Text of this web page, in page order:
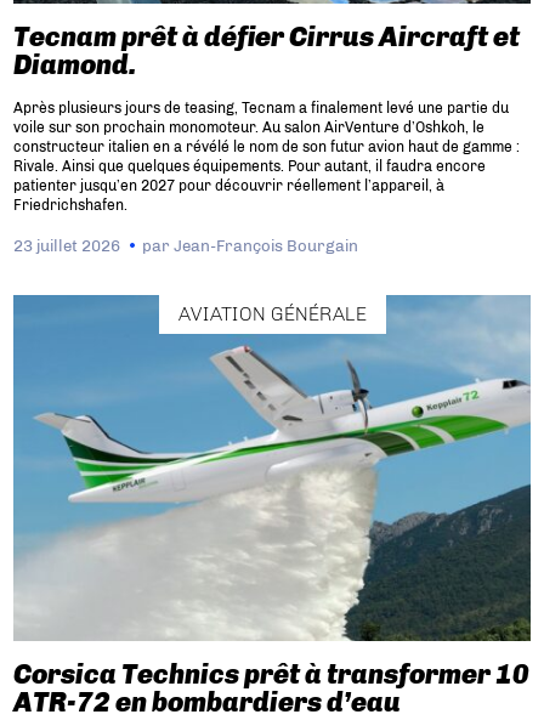
Tecnam prêt à défier Cirrus Aircraft et
Diamond.
Après plusieurs jours de teasing, Tecnam a finalement levé une partie du
voile sur son prochain monomoteur. Au salon AirVenture d’Oshkoh, le
constructeur italien en a révélé le nom de son futur avion haut de gamme :
Rivale. Ainsi que quelques équipements. Pour autant, il faudra encore
patienter jusqu’en 2027 pour découvrir réellement l’appareil, à
Friedrichshafen.
23 juillet 2026 parJean-François Bourgain
AVIATION GÉNÉRALE
Corsica Technics prêt à transformer 10
ATR-72 en bombardiers d’eau